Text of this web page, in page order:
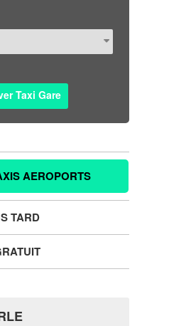
Taxi Gare
AEROPORTS
TARD